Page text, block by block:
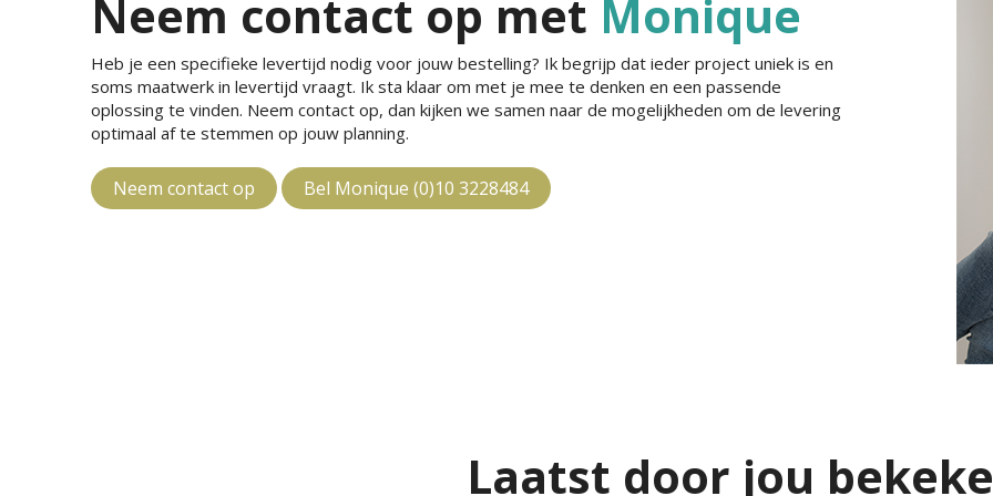
Neem contact op met Monique
Heb je een specifieke levertijd nodig voor jouw bestelling? Ik begrijp dat ieder project uniek is en
soms maatwerk in levertijd vraagt. Ik sta klaar om met je mee te denken en een passende
oplossing te vinden. Neem contact op, dan kijken we samen naar de mogelijkheden om de levering
optimaal af te stemmen op jouw planning.
Neem contact op Bel Monique (0)10 3228484
Laatst door jou